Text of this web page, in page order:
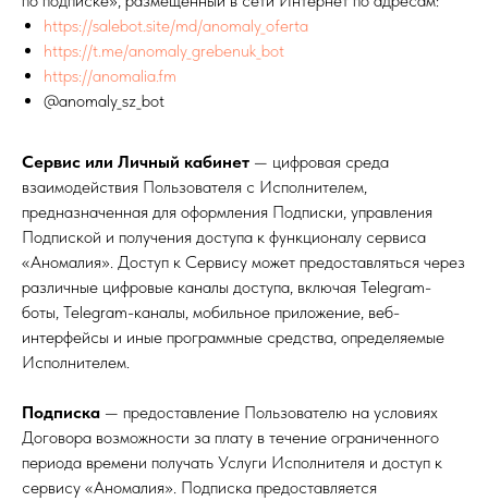
https://salebot.site/md/anomaly_oferta
https://t.me/anomaly_grebenuk_bot
https://anomalia.fm
@anomaly_sz_bot
Сервис или Личный кабинет — цифровая среда
взаимодействия Пользователя с Исполнителем,
предназначенная для оформления Подписки, управления
Подпиской и получения доступа к функционалу сервиса
«Аномалия». Доступ к Сервису может предоставляться через
различные цифровые каналы доступа, включая Telegram-
боты, Telegram-каналы, мобильное приложение, веб-
интерфейсы и иные программные средства, определяемые
Исполнителем.
Подписка — предоставление Пользователю на условиях
Договора возможности за плату в течение ограниченного
периода времени получать Услуги Исполнителя и доступ к
сервису «Аномалия». Подписка предоставляется